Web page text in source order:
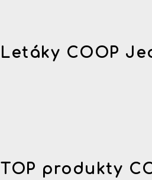
Letáky COOP
TOP produkty